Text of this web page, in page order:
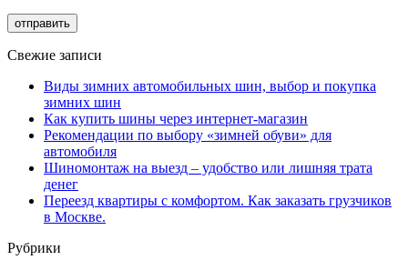
Свежие записи
Виды зимних автомобильных шин, выбор и покупка
зимних шин
Как купить шины через интернет-магазин
Рекомендации по выбору «зимней обуви» для
автомобиля
Шиномонтаж на выезд – удобство или лишняя трата
денег
Переезд квартиры с комфортом. Как заказать грузчиков
в Москве.
Рубрики